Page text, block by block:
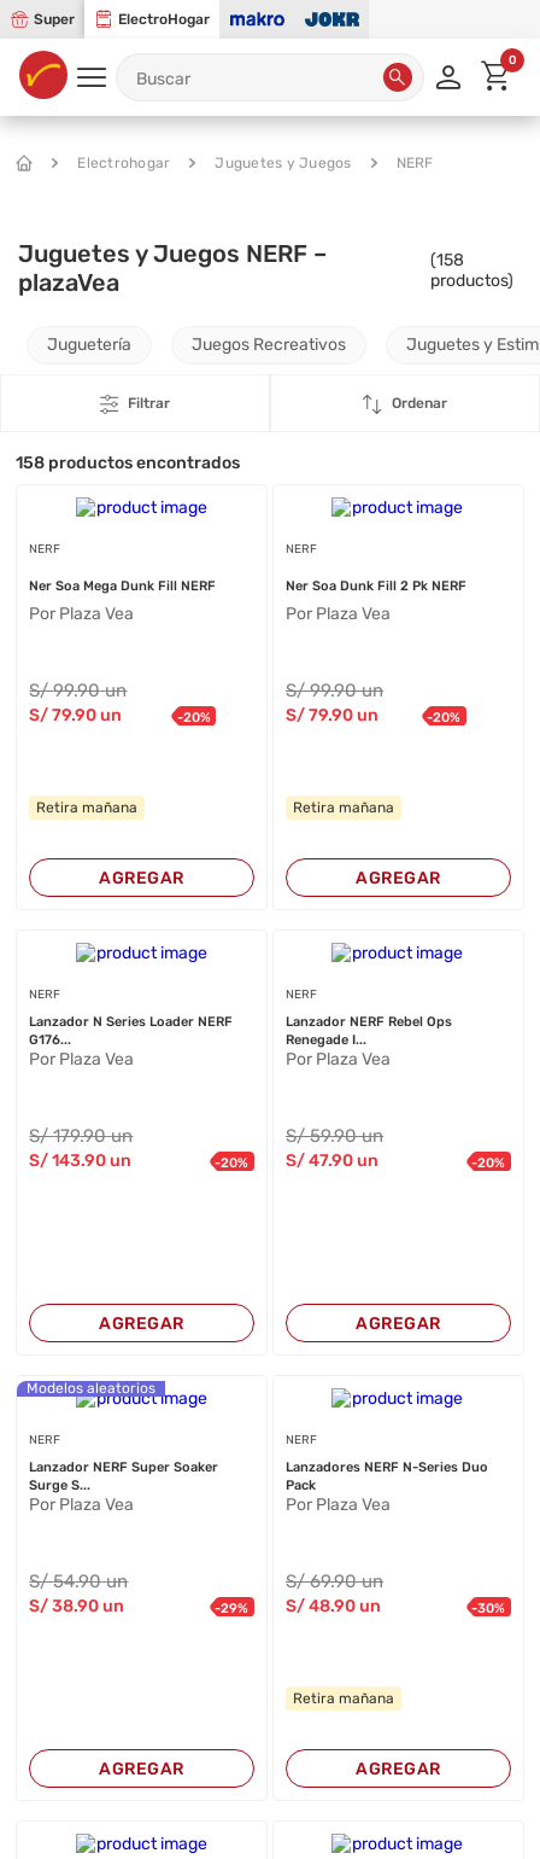
Super ElectroHogar
0
Electrohogar Juguetes y Juegos NERF
Juguetes y Juegos NERF –
plazaVea
(158
productos)
Juguetería Juegos Recreativos Juguetes y
Filtrar Ordenar
158 productos encontrados
NERF
Ner Soa Mega Dunk Fill NERF
Por Plaza Vea
S/99.90 un
S/79.90 un -20%
Retira mañana
AGREGAR
NERF
Ner Soa Dunk Fill 2 Pk NERF
Por Plaza Vea
S/99.90 un
S/79.90un -20%
Retira mañana
AGREGAR
NERF
Lanzador N Series Loader NERF
G176...
Por Plaza Vea
S/179.90 un
S/143.90 un -20%
AGREGAR
NERF
Lanzador NERF Rebel Ops
Renegade I...
Por Plaza Vea
S/59.90 un
S/47.90un -20%
AGREGAR
Modelos aleatorios
NERF
Lanzador NERF Super Soaker
Surge S...
Por Plaza Vea
S/54.90 un
S/38.90 un -29%
AGREGAR
NERF
Lanzadores NERF N-Series Duo
Pack
Por Plaza Vea
S/69.90 un
S/48.90un -30%
Retira mañana
AGREGAR